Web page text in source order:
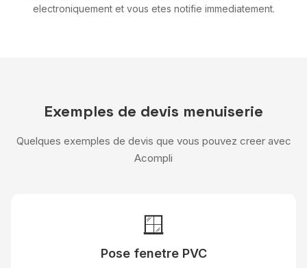
electroniquement et vous etes notifie immediatement.
Exemples de devis menuiserie
Quelques exemples de devis que vous pouvez creer avec
Acompli
🪟
Pose fenetre PVC